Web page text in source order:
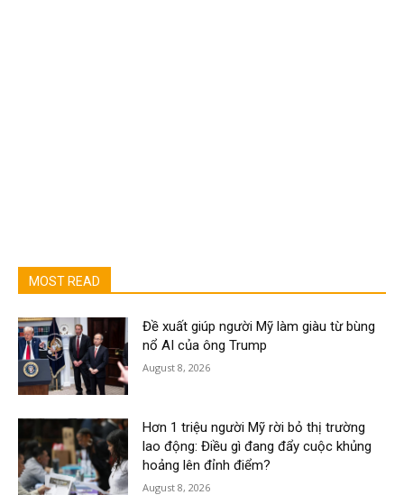
MOST READ
Đề xuất giúp người Mỹ làm giàu từ bùng
nổ AI của ông Trump
August 8, 2026
Hơn 1 triệu người Mỹ rời bỏ thị trường
lao động: Điều gì đang đẩy cuộc khủng
hoảng lên đỉnh điểm?
August 8, 2026